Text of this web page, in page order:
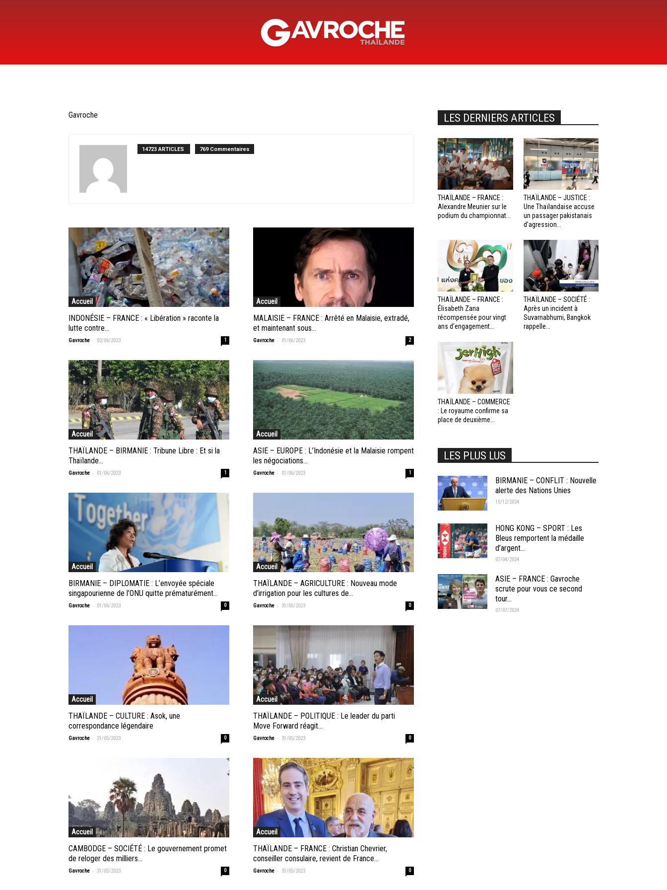
Gavroche
14723 ARTICLES 769 Commentaires
Accueil
INDONÉSIE – FRANCE : « Libération » raconte la
lutte contre...
Gavroche - 02/06/2023 1
Accueil
MALAISIE – FRANCE : Arrêté en Malaisie, extradé,
et maintenant sous...
Gavroche - 01/06/2023 2
Accueil
THAÏLANDE – BIRMANIE : Tribune Libre : Et si la
Thaïlande...
Gavroche - 01/06/2023 1
Accueil
ASIE – EUROPE : L’Indonésie et la Malaisie rompent
les négociations...
Gavroche - 01/06/2023 1
Accueil
BIRMANIE – DIPLOMATIE : L’envoyée spéciale
singapourienne de l’ONU quitte prématurément...
Gavroche - 01/06/2023 0
Accueil
THAÏLANDE – AGRICULTURE : Nouveau mode
d’irrigation pour les cultures de...
Gavroche - 31/05/2023 0
Accueil
THAÏLANDE – CULTURE : Asok, une
correspondance légendaire
Gavroche - 31/05/2023 0
Accueil
THAÏLANDE – POLITIQUE : Le leader du parti
Move Forward réagit...
Gavroche - 31/05/2023 0
Accueil
CAMBODGE – SOCIÉTÉ : Le gouvernement promet
de reloger des milliers...
Gavroche - 31/05/2023 0
Accueil
THAÏLANDE – FRANCE : Christian Chevrier,
conseiller consulaire, revient de France...
Gavroche - 31/05/2023 0
LES DERNIERS ARTICLES
THAÏLANDE – FRANCE :
Alexandre Meunier sur le
podium du championnat...
THAÏLANDE – JUSTICE :
Une Thaïlandaise accuse
un passager pakistanais
d’agression...
THAÏLANDE – FRANCE :
Élisabeth Zana
récompensée pour vingt
ans d’engagement...
THAÏLANDE – SOCIÉTÉ :
Après un incident à
Suvarnabhumi, Bangkok
rappelle...
THAÏLANDE – COMMERCE
: Le royaume confirme sa
place de deuxième...
LES PLUS LUS
BIRMANIE – CONFLIT : Nouvelle
alerte des Nations Unies
15/12/2024
HONG KONG – SPORT : Les
Bleus remportent la médaille
d’argent...
07/04/2024
ASIE – FRANCE : Gavroche
scrute pour vous ce second
tour...
07/07/2024